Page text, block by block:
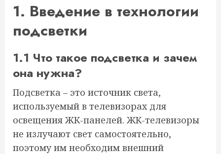
1. Введение в технологии
подсветки
1.1 Что такое подсветка и зачем
она нужна?
Подсветка – это источник света,
используемый в телевизорах для
освещения ЖК-панелей. ЖК-телевизоры
не излучают свет самостоятельно,
поэтому им необходим внешний